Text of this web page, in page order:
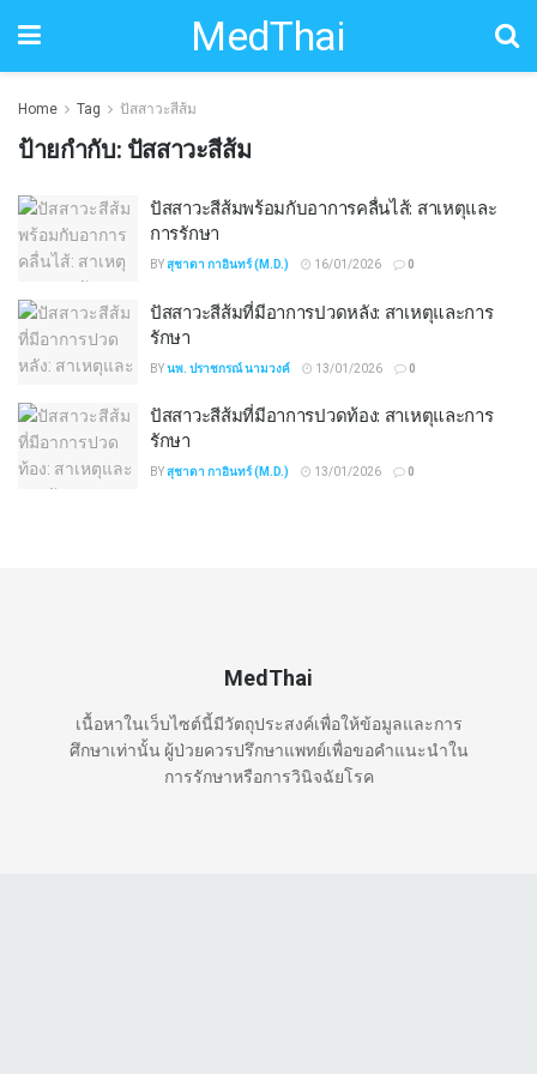
MedThai
Home Tag ปัสสาวะสีส้ม
ป้ายกำกับ: ปัสสาวะสีส้ม
ปัสสาวะสีส้มพร้อมกับอาการคลื่นไส้: สาเหตุและ
การรักษา
BYสุชาดา กาอินทร์ (M.D.) 16/01/2026 0
ปัสสาวะสีส้มที่มีอาการปวดหลัง: สาเหตุและการ
รักษา
BYนพ. ปราชกรณ์ นามวงค์ 13/01/2026 0
ปัสสาวะสีส้มที่มีอาการปวดท้อง: สาเหตุและการ
รักษา
BYสุชาดา กาอินทร์ (M.D.) 13/01/2026 0
MedThai
เนื้อหาในเว็บไซต์นี้มีวัตถุประสงค์เพื่อให้ข้อมูลและการ
ศึกษาเท่านั้น ผู้ป่วยควรปรึกษาแพทย์เพื่อขอคำแนะนำใน
การรักษาหรือการวินิจฉัยโรค